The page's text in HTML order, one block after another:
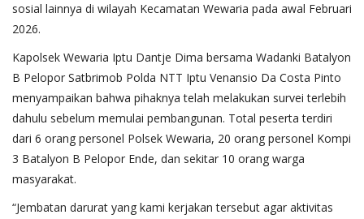
sosial lainnya di wilayah Kecamatan Wewaria pada awal Februari
2026.
Kapolsek Wewaria Iptu Dantje Dima bersama Wadanki Batalyon
B Pelopor Satbrimob Polda NTT Iptu Venansio Da Costa Pinto
menyampaikan bahwa pihaknya telah melakukan survei terlebih
dahulu sebelum memulai pembangunan. Total peserta terdiri
dari 6 orang personel Polsek Wewaria, 20 orang personel Kompi
3 Batalyon B Pelopor Ende, dan sekitar 10 orang warga
masyarakat.
“Jembatan darurat yang kami kerjakan tersebut agar aktivitas